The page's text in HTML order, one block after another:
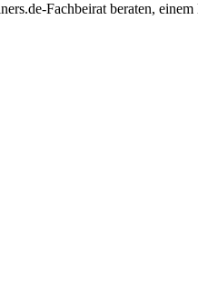
Fachbeirat beraten,